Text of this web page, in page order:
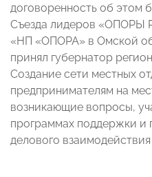
договоренность об этом
Съезда лидеров «ОПОРЫ
«НП «ОПОРА» в Омской
принял губернатор
Создание сети местных
предпринимателям на
возникающие вопросы,
программах поддержки и
делового